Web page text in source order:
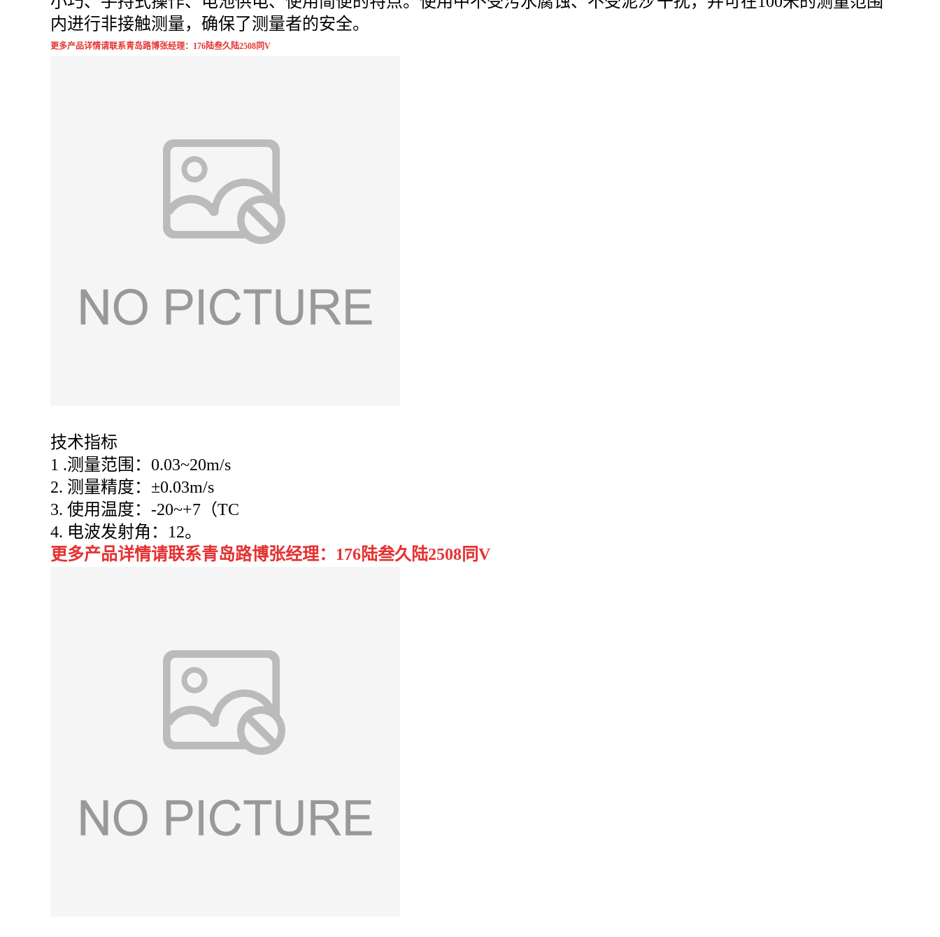
内进行非接触测量，确保了测量者的安全。
更多产品详情请联系青岛路博张经理：176陆叁久陆2508同V
技术指标
1 .测量范围：0.03~20m/s
2. 测量精度： ±0.03m/s
3. 使用温度： -20~+7（TC
4. 电波发射角： 12。
更多产品详情请联系青岛路博张经理：176陆叁久陆2508同V